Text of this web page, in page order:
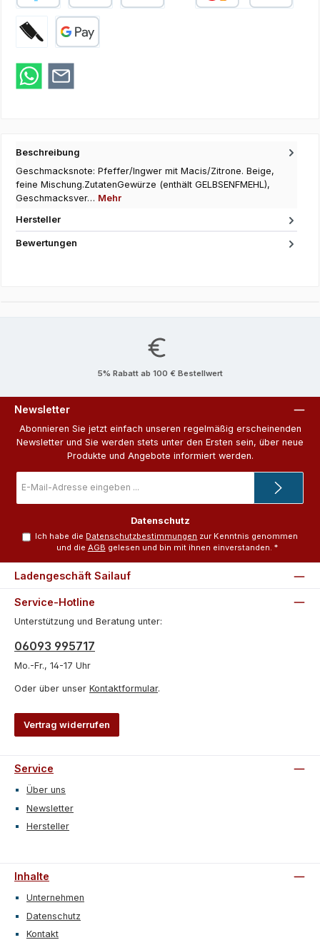
PayPal Apple Pay
Beschreibung
Geschmacksnote: Pfeffer/Ingwer mit Macis/Zitrone. Beige,
feine Mischung.ZutatenGewürze (enthält GELBSENFMEHL),
Geschmacksver… Mehr
Hersteller
Bewertungen
5% Rabatt ab 100 € Bestellwert
Newsletter
Abonnieren Sie jetzt einfach unseren regelmäßig erscheinenden
Newsletter und Sie werden stets unter den Ersten sein, über neue
Produkte und Angebote informiert werden.
Mail-
Datenschutz
Ich habe die Datenschutzbestimmungen zur Kenntnis genommen
und die AGB gelesen und bin mit ihnen einverstanden. *
Service-Hotline
Unterstützung und Beratung unter:
06093 995717
Mo.-Fr., 14-17 Uhr
Oder über unser Kontaktformular.
Vertrag widerrufen
Ladengeschäft Sailauf
Service
Über uns
Newsletter
Hersteller
Inhalte
Unternehmen
Datenschutz
Kontakt